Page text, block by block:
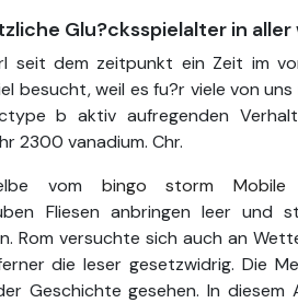
Glu?cksspielalter in aller
seit dem zeitpunkt ein Zeit im
besucht, weil es fu?r viele von
b aktiv aufregenden
2300 vanadium. Chr.
vom bingo storm Mobile
Fliesen anbringen leer
Rom versuchte sich auch an
die leser gesetzwidrig. Die
Geschichte gesehen. In diesem